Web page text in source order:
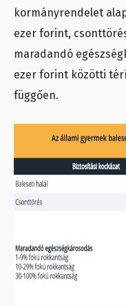
kormányrendelet
ezer forint,
maradandó
ezer forint közötti
függően.